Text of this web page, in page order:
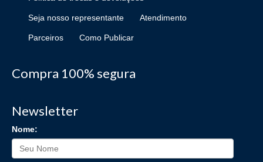
Seja nosso representante Atendimento
Parceiros Como Publicar
Compra 100% segura
Newsletter
Nome: